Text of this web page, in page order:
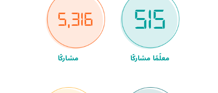
515
معلّمًا مشاركًا
5,316
مشاركًا